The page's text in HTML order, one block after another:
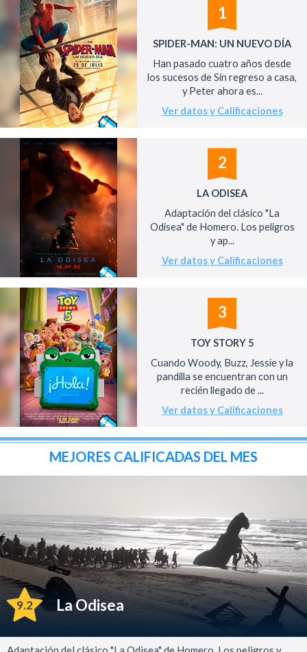
1
SPIDER-MAN: UN NUEVO DÍA
Han pasado cuatro años desde
los sucesos de Sin regreso a casa,
y Peter ahora es...
Ver datos y Calificaciones
2
LA ODISEA
Adaptación del clásico "La
Odisea" de Homero. Los peligros
y ap...
Ver datos y Calificaciones
3
TOY STORY 5
Cuando Woody, Buzz, Jessie y la
pandilla se encuentran con un
recién llegado de ...
Ver datos y Calificaciones
MEJORES CALIFICADAS DEL MES
9.2 La Odisea